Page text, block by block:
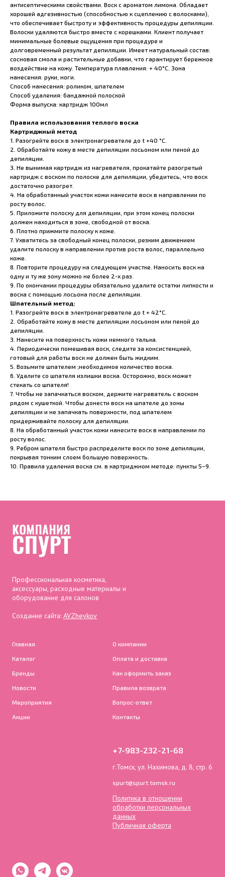
антисептическими свойствами. Воск с ароматом лимона. Обладает
хорошей адгезивностью (способностью к сцеплению с волосками),
что обеспечивает быстроту и эффективность процедуры депиляции.
Волоски удаляются быстро вместе с корешками. Клиент получает
минимальные болевые ощущения при процедуре и
долговременный результат депиляции. Имеет натуральный состав:
сосновая смола и растительные добавки, что гарантирует бережное
воздействие на кожу. Температура плавления: + 40°С. Зона
нанесения: руки, ноги.
Способ нанесения: роликом, шпателем
Способ удаления: бандажной полоской
Форма выпуска: картридж 100мл
Правила использования теплого воска
Картриджный метод
1. Разогрейте воск в электронагревателе до t +40 °C.
2. Обработайте кожу в месте депиляции лосьоном или пеной до
депиляции.
3. Не вынимая картридж из нагревателя, прокатайте разогретый
картридж с воском по полоске для депиляции, убедитесь, что воск
достаточно разогрет.
4. На обработанный участок кожи нанесите воск в направлении по
росту волос.
5. Приложите полоску для депиляции , при этом конец полоски
должен находиться в зоне, свободной от воска.
6. Плотно прижмите полоску к коже.
7. Ухватитесь за свободный конец полоски, резким движением
удалите полоску в направлении против роста волос, параллельно
коже.
8. Повторите процедуру на следующем участке. Наносить воск на
одну и ту же зону можно не более 2-х раз.
9. По окончании процедуры обязательно удалите остатки липкости и
воска с помощью лосьона после депиляции
Шпательный метод:
1. Разогрейте воск в электронагревателе до t + 42°С.
2. Обработайте кожу в месте депиляции лосьоном или пеной до
депиляции.
3. Нанесите на поверхность кожи немного талька
4. Периодически помешивая воск, следите за консистенцией,
готовый для работы воск не должен быть жидким.
5. Возьмите шпателем ;необходимое количество воска.
6. Удалите со шпателя излишки воска. Осторожно, воск может
стекать со шпателя!
7. Чтобы не запачкаться воском, держите нагреватель с воском
рядом с кушеткой. Чтобы донести воск на шпателе до зоны
депиляции и не запачкать поверхности, под шпателем
придерживайте полоску для депиляции.
8. На обработанный участок кожи нанесите воск в направлении по
росту волос.
9. Ребром шпателя быстро распределите воск по зоне депиляции,
покрывая тонким слоем большую поверхность.
10. Правила удаления воска см. в картриджном методе: пункты 5–9.
Профессиональная косметика,
аксессуары, расходные материалы и
оборудование для салонов
Создание сайта: AVZheykov
Главная
Каталог
Бренды
Новости
Мероприятия
Акции
О компании
Оплата и доставка
Как оформить заказ
Правила возврата
Вопрос-ответ
Контакты
+7-983-232-21-68
г.Томск, ул. Нахимова, д. 8, стр. 6
spurt@spurt.tomsk.ru
Политика в отношении
обработки персональных
данных
Публичная оферта